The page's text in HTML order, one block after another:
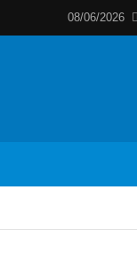
08/06/2026